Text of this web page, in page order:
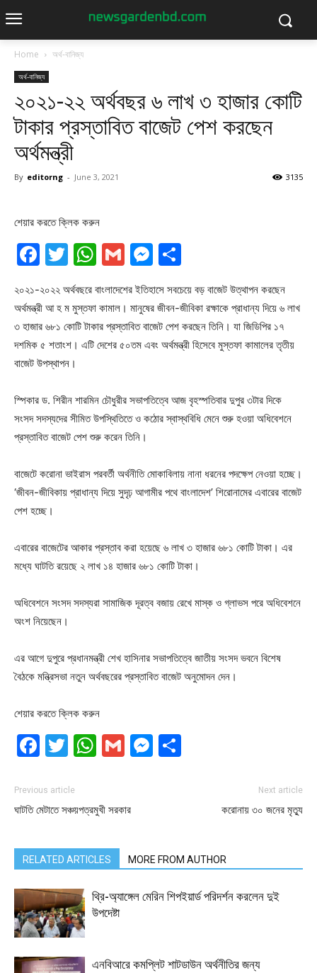
Home অর্থ-বানিজ্য
অর্থ-বানিজ্য
২০২১-২২ অর্থবছর ৬ লাখ ৩ হাজার কোটি
টাকার প্রস্তাবিত বাজেট পেশ করছেন
অর্থমন্ত্রী
By editorng - June 3, 2021 3135
শেয়ার করতে ক্লিক করুন
Facebook
Twitter
WhatsApp
GmailMessenger
২০২১-২০২২ অর্থবছরে বাংলাদেশের ইতিহাসে সবচেয়ে বড় বাজেট উত্থাপন করছেন
অর্থমন্ত্রী আ হ ম মুস্তফা কামাল। মানুষের জীবন-জীবিকা রক্ষাকে প্রাধান্য দিয়ে ৬ লাখ
৩ হাজার ৬৮১ কোটি টাকার প্রস্তাবিত বাজেট পেশ করছেন তিনি। যা জিডিপির ১৭
দশমিক ৫ শতাংশ। এটি দেশের ৫০তম এবং অর্থমন্ত্রী হিসেবে মুস্তফা কামালের তৃতীয়
বাজেট উপস্থাপন।
স্পিকার ড. শিরীন শারমিন চৌধুরীর সভাপতিত্বে আজ বৃহস্পতিবার দুপুর ৩টার দিকে
সংসদ সদস্যদের সীমিত উপস্থিতিতে ও কঠোর স্বাস্থবিধি মেনে শুরু হওয়া অধিবেশনে
প্রস্তাবিত বাজেট পেশ শুরু করেন তিনি।
বাজেটে করোনা ভাইরাস পরবর্তী অর্থনীতি মোকাবিলায় নানা ধরনের পদক্ষেপ নেওয়া হচ্ছে।
‘জীবন-জীবিকায় প্রাধান্য দিয়ে সুদৃঢ় আগামীর পথে বাংলাদেশ’ শিরোনামের এবারের বাজেট
পেশ হচ্ছে।
এবারের বাজেটের আকার প্রস্তাব করা হয়েছে ৬ লাখ ৩ হাজার ৬৮১ কোটি টাকা। এর
মধ্যে ঘাটতি রয়েছে ২ লাখ ১৪ হাজার ৬৮১ কোটি টাকা।
অধিবেশনে সংসদ সদস্যরা সামাজিক দূরত্ব বজায় রেখে মাস্ক ও গ্লাভস পরে অধিবেশনে
অংশ নিয়েছেন।
এর আগে দুপুরে প্রধানমন্ত্রী শেখ হাসিনার সভাপতিত্বে জাতীয় সংসদ ভবনে বিশেষ
বৈঠকে মন্ত্রিসভা নতুন অর্থবছরের প্রস্তাবিত বাজেট অনুমোদন দেন।
শেয়ার করতে ক্লিক করুন
Facebook
Twitter
WhatsApp
GmailMessenger
Previous article
ঘাটতি মেটাতে সঞ্চয়পত্রমুখী সরকার
Next article
করোনায় ৩০ জনের মৃত্যু
RELATED ARTICLES MORE FROM AUTHOR
থ্রি-অ্যাঙ্গেল মেরিন শিপইয়ার্ড পরিদর্শন করলেন দুই
উপদেষ্টা
এনবিআরে কমপ্লিট শাটডাউন অর্থনীতির জন্য